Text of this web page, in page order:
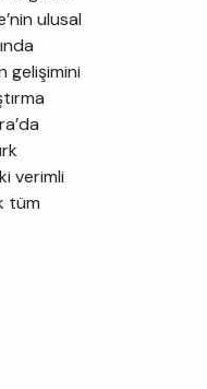
ulusal
gelişimini
verimli
tüm